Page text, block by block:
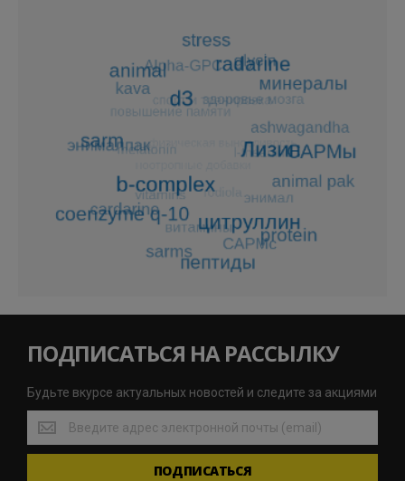
ПОДПИСАТЬСЯ НА РАССЫЛКУ
Будьте вкурсе актуальных новостей и следите за акциями
Будьте
вкурсе
актуальных
ПОДПИСАТЬСЯ